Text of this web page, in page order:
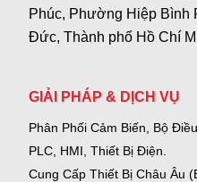
Phúc, Phường Hiệp Bình
Đức, Thành phố Hồ Chí
GIẢI PHÁP & DỊCH VỤ
Phân Phối Cảm Biến, Bộ
PLC, HMI, Thiết Bị Điện.
Cung Cấp Thiết Bị Châu Âu